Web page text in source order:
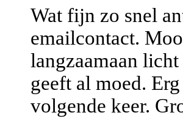
Wat fijn zo snel
emailcontact.
langzaamaan
geeft al moed.
volgende keer.